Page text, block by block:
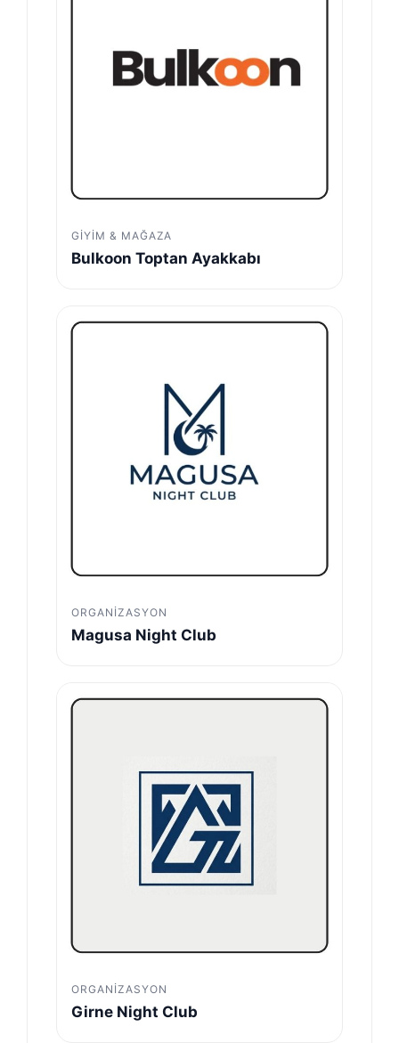
GIYIM & MAĞAZA
Bulkoon Toptan Ayakkabı
ORGANIZASYON
Magusa Night Club
ORGANIZASYON
Girne Night Club